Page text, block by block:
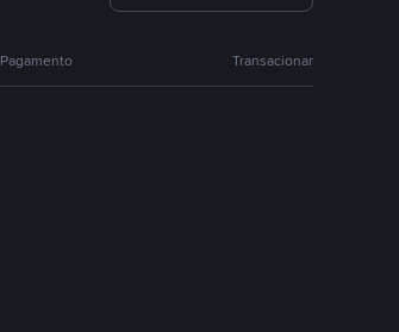
Pagamento Transacionar